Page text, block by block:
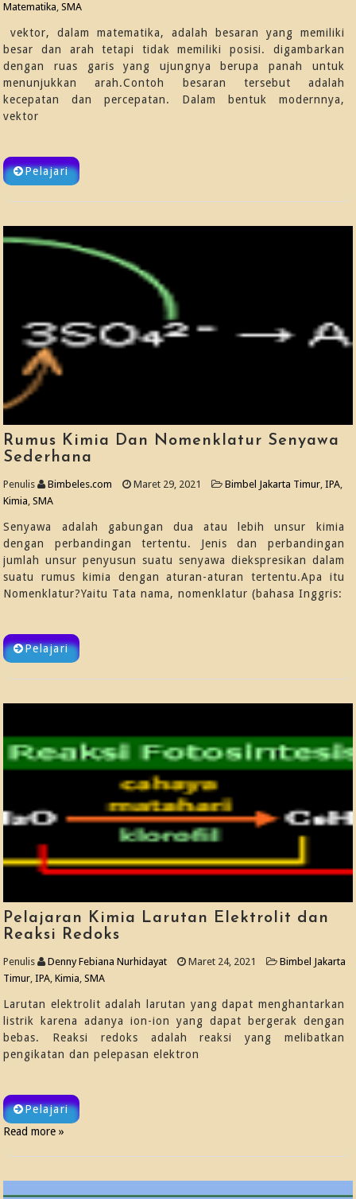
Matematika,SMA
vektor, dalam matematika, adalah besaran yang memiliki
besar dan arah tetapi tidak memiliki posisi. digambarkan
dengan ruas garis yang ujungnya berupa panah untuk
menunjukkan arah.Contoh besaran tersebut adalah
kecepatan dan percepatan. Dalam bentuk modernnya,
vektor
Pelajari
Rumus Kimia Dan Nomenklatur Senyawa
Sederhana
Penulis Bimbeles.com Maret 29, 2021 Bimbel Jakarta Timur,IPA,
Kimia,SMA
Senyawa adalah gabungan dua atau lebih unsur kimia
dengan perbandingan tertentu. Jenis dan perbandingan
jumlah unsur penyusun suatu senyawa diekspresikan dalam
suatu rumus kimia dengan aturan-aturan tertentu.Apa itu
Nomenklatur?Yaitu Tata nama, nomenklatur (bahasa Inggris:
Pelajari
Pelajaran Kimia Larutan Elektrolit dan
Reaksi Redoks
Penulis Denny Febiana Nurhidayat Maret 24, 2021
Bimbel Jakarta
Timur,IPA,Kimia,SMA
Larutan elektrolit adalah larutan yang dapat menghantarkan
listrik karena adanya ion-ion yang dapat bergerak dengan
bebas. Reaksi redoks adalah reaksi yang melibatkan
pengikatan dan pelepasan elektron
Pelajari
Read more »